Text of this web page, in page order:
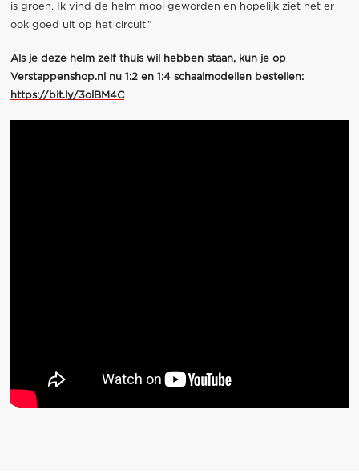
is groen. Ik vind de helm mooi geworden en hopelijk ziet het er
ook goed uit op het circuit.”
Als je deze helm zelf thuis wil hebben staan, kun je op
Verstappenshop.nl nu 1:2 en 1:4 schaalmodellen bestellen:
https://bit.ly/3olBM4C